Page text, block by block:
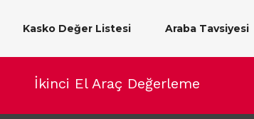
Kasko Değer Listesi Araba Tavsiyesi
İkinci El Araç Değerleme